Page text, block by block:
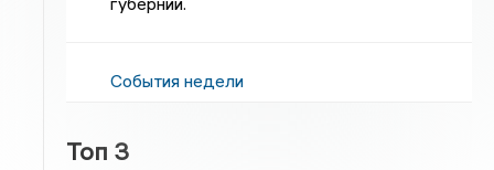
События недели
Топ 3